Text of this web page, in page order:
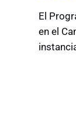
El
en el